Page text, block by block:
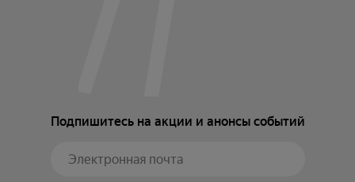
Подпишитесь на акции и анонсы событий